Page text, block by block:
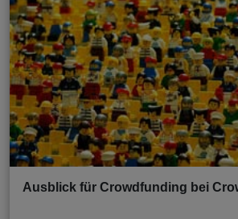
Ausblick für Crowdfunding bei